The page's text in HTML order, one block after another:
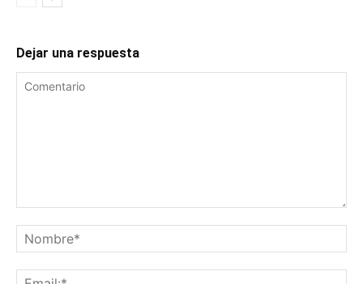
Dejar una respuesta